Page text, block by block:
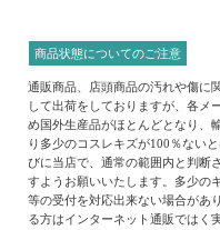
商品状態についてのご注意
通販商品、店頭商品の汚れや傷に
して出荷をしておりますが、各メ
め国外生産品がほとんどとなり、
り多少のコスレキズが100％ない
びに当店で、通常の範囲内と判断
すようお願いいたします。多少の
等の受付を対応出来ない場合があ
る方はインターネット通販ではく